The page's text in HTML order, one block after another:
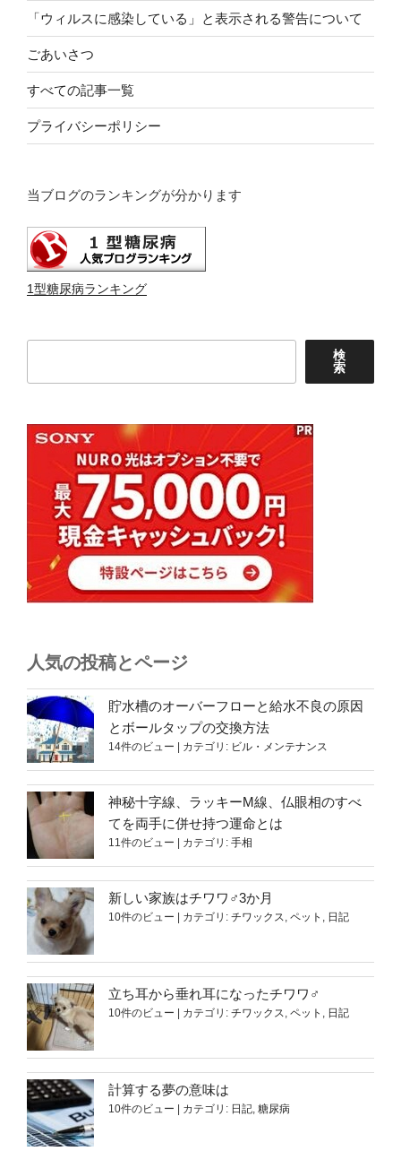
「ウィルスに感染している」と表示される警告について
ごあいさつ
すべての記事一覧
プライバシーポリシー
当ブログのランキングが分かります
1型糖尿病ランキング
検
索
人気の投稿とページ
貯水槽のオーバーフローと給水不良の原因
とボールタップの交換方法
14件のビュー カテゴリ: ビル・メンテナンス
神秘十字線、ラッキーM線、仏眼相のすべ
てを両手に併せ持つ運命とは
11件のビュー カテゴリ: 手相
新しい家族はチワワ♂3か月
10件のビュー カテゴリ: チワックス, ペット , 日記
立ち耳から垂れ耳になったチワワ♂
10件のビュー カテゴリ: チワックス, ペット , 日記
計算する夢の意味は
10件のビュー カテゴリ: 日記, 糖尿病